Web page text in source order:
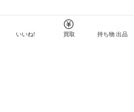
いいね! 買取 持ち物 出品